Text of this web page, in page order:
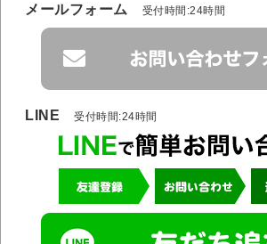
メールフォーム 受付時間:24時間
LINE 受付時間:24時間